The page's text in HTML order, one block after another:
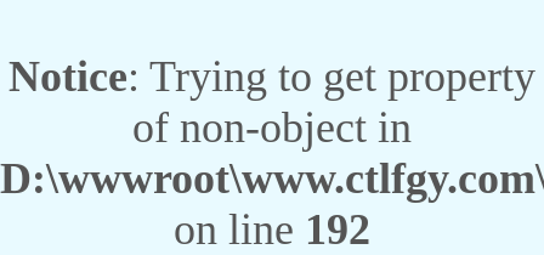
Notice: Trying to get property
of non-object in
on line 192